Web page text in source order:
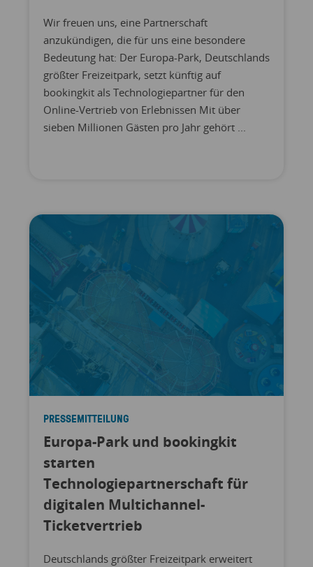
Wir freuen uns, eine Partnerschaft
anzukündigen, die für uns eine besondere
Bedeutung hat: Der Europa-Park, Deutschlands
größter Freizeitpark, setzt künftig auf
bookingkit als Technologiepartner für den
Online-Vertrieb von Erlebnissen Mit über
sieben Millionen Gästen pro Jahr gehört ...
PRESSEMITTEILUNG
Europa-Park und bookingkit
starten
Technologiepartnerschaft für
digitalen Multichannel-
Ticketvertrieb
Deutschlands größter Freizeitpark erweitert